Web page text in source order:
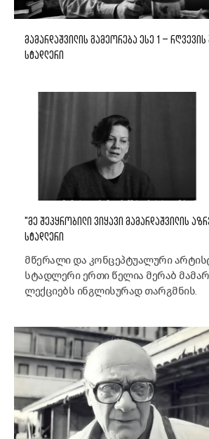
ᲛᲐᲛᲐᲠᲓᲐᲨᲕᲘᲚᲘᲡ ᲒᲐᲛᲔᲝᲠᲔᲑᲐ ᲔᲡᲔ 1 –
ᲡᲢᲐᲓᲚᲔᲠᲘ
"ᲛᲔ ᲨᲔᲞᲧᲠᲝᲑᲘᲚᲘ ᲕᲘᲧᲐᲕᲘ ᲛᲐᲛᲐᲠᲓᲐᲨᲕᲘᲚᲘᲡ
ᲡᲢᲐᲓᲚᲔᲠᲘ
მწერალი და კონცეპტუალური
სტადლერი ერთი წელია მერაბ
ლექციებს ინგლისურად თარგმნის.